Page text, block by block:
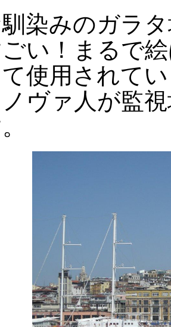
染みのガラ
い！まるで
て使用されて
ノヴァ人が監